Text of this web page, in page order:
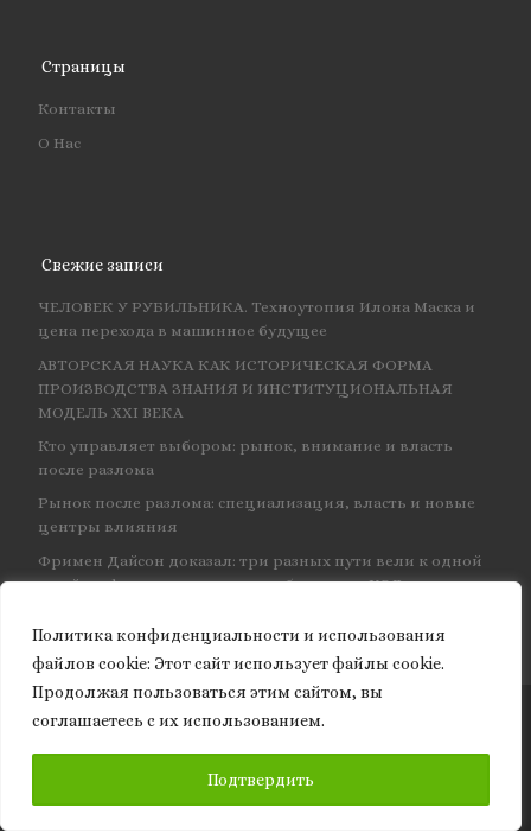
Политика конфиденциальности и использования
файлов сookie: Этот сайт использует файлы cookie.
Продолжая пользоваться этим сайтом, вы
соглашаетесь с их использованием.
Подтвердить
Страницы
Контакты
О Нас
Свежие записи
ЧЕЛОВЕК У РУБИЛЬНИКА. Техноутопия Илона Маска и
цена перехода в машинное будущее
АВТОРСКАЯ НАУКА КАК ИСТОРИЧЕСКАЯ ФОРМА
ПРОИЗВОДСТВА ЗНАНИЯ И ИНСТИТУЦИОНАЛЬНАЯ
МОДЕЛЬ XXI ВЕКА
Кто управляет выбором: рынок, внимание и власть
после разлома
Рынок после разлома: специализация, власть и новые
центры влияния
Фримен Дайсон доказал: три разных пути вели к одной
и той же физике — и навсегда объединил КЭД
© 2026Granite of science– Все права защищены